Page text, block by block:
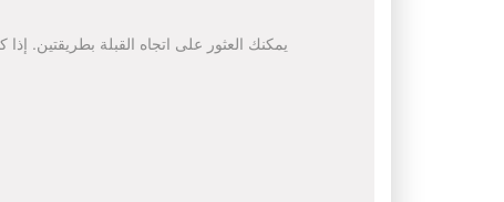
يمكنك العثور على اتجاه القبلة بطريقتين.